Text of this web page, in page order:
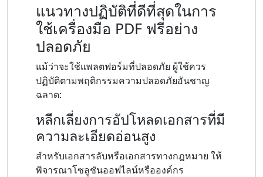
แนวทางปฏิบัติที่ดีที่สุดในการ
ใช้เครื่องมือ PDF ฟรีอย่าง
ปลอดภัย
แม้ว่าจะใช้แพลตฟอร์มที่ปลอดภัย ผู้ใช้ควร
ปฏิบัติตามพฤติกรรมความปลอดภัยอันชาญ
ฉลาด:
หลีกเลี่ยงการอัปโหลดเอกสารที่มี
ความละเอียดอ่อนสูง
สำหรับเอกสารลับหรือเอกสารทางกฎหมาย ให้
พิจารณาโซลูชันออฟไลน์หรือองค์กร